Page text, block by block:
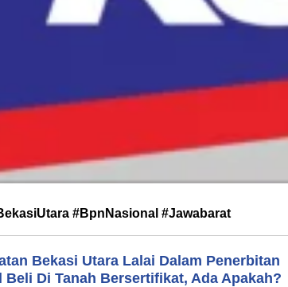
#BpnNasional #Jawabarat
Bekasi Utara Lalai Dalam Penerbitan
Beli Di Tanah Bersertifikat, Ada Apakah?